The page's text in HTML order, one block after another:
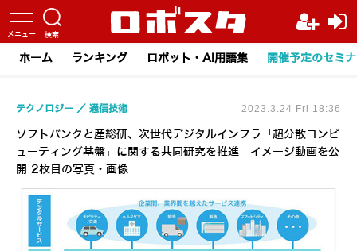
ホーム ランキング ロボット・AI用語集 開催予定のセミ
ソフトバンクと産総研、次世代デジタルインフラ「超分散コンピ
ューティング基盤」に関する共同研究を推進 イメージ動画を公
開 2枚目の写真・画像
テクノロジー 通信技術 2023.3.24 Fri 18:36